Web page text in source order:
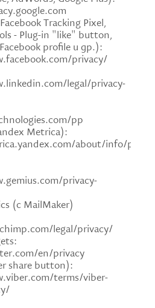
Tracking Pixel,
- Plug-in "like" button,
profile и др.):
privacy/
legal/privacy-
pp
Metrica):
about/info/
privacy-
(с MailMaker)
legal/privacy/
en/privacy
share button):
terms/viber-